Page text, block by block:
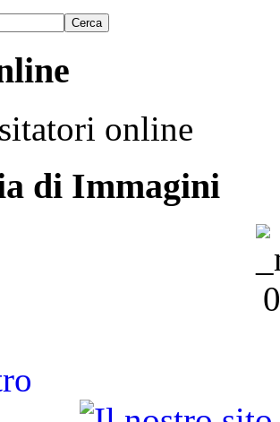
online
di Immagini